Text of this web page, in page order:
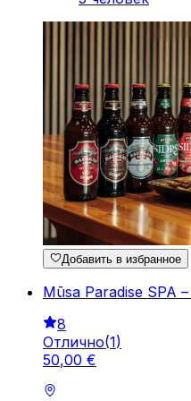
Добавить в избранное
Mūsa Paradise SPA
8
Отлично(1)
50,00 €